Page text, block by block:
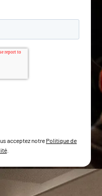
acceptez notre Politique de
.